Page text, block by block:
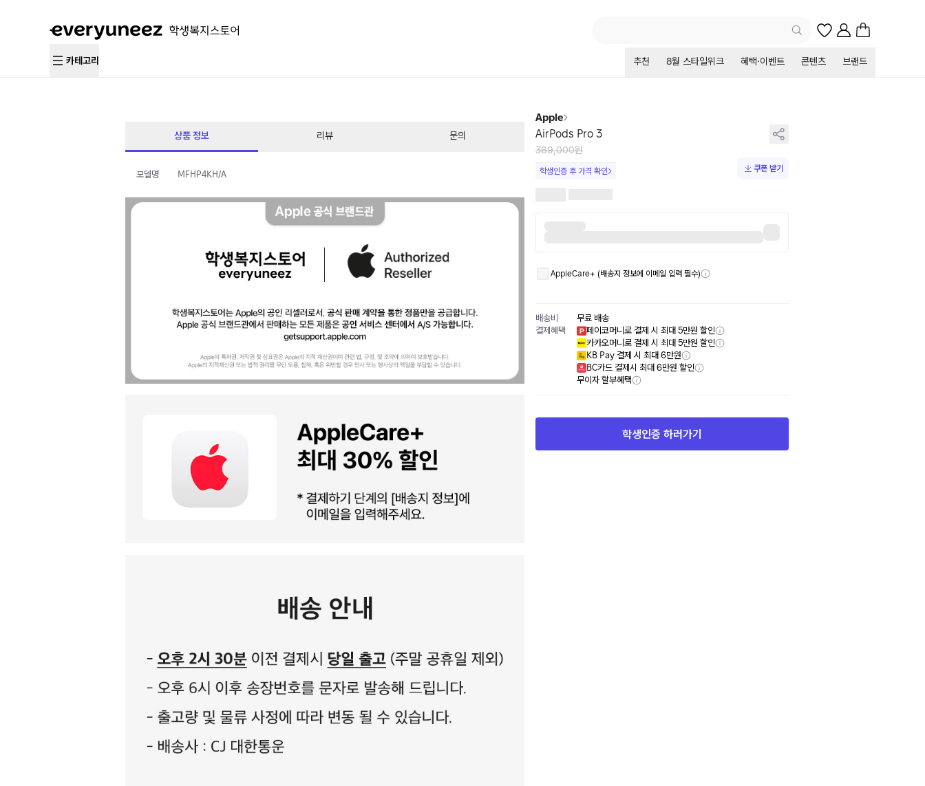
카테고리 추천 8월 스타일위크 혜택·이벤트 콘텐츠 브랜드
상품 정보 리뷰 문의
모델명 MFHP4KH/A
Apple
AirPods Pro 3
369,000원
학생인증 후 가격 확인 쿠폰 받기
AppleCare+ (배송지 정보에 이메일 입력 필수)
배송비
무료 배송
결제혜택
페이코머니로 결제 시 최대 5만원 할인
카카오머니로 결제 시 최대 5만원 할인
KB Pay 결제 시 최대 6만원
BC카드 결제시 최대 6만원 할인
무이자 할부혜택
학생인증 하러가기